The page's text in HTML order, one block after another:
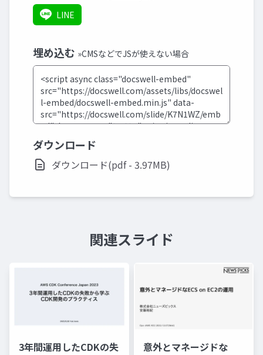
LINE
埋め込む »CMSなどでJSが使えない場合
ダウンロード
ダウンロード(pdf - 3.97MB)
関連スライド
3年間運用したCDKの失
意外とマネージドな